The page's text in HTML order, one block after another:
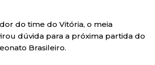
do time do Vitória, o meia
dúvida para a próxima partida do
Brasileiro.